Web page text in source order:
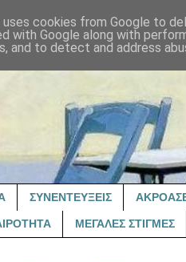
ΣΥΝΕΝΤΕΥΞΕΙΣ
ΜΕΓΑΛΕΣ ΣΤΙΓΜΕΣ
cookies from Google to
with Google along with
and to detect and address